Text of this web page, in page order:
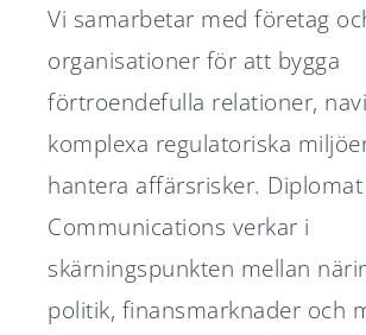
Vi samarbetar med företag
organisationer för att bygga
förtroendefulla relationer,
komplexa regulatoriska
hantera affärsrisker. Diplomat
Communications verkar i
skärningspunkten mellan
politik, finansmarknader och